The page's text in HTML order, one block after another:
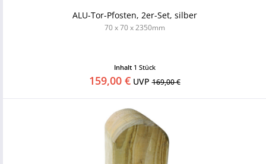
ALU-Tor-Pfosten, 2er-Set, silber
70 x 70 x 2350mm
Inhalt 1 Stück
159,00 €UVP169,00 €